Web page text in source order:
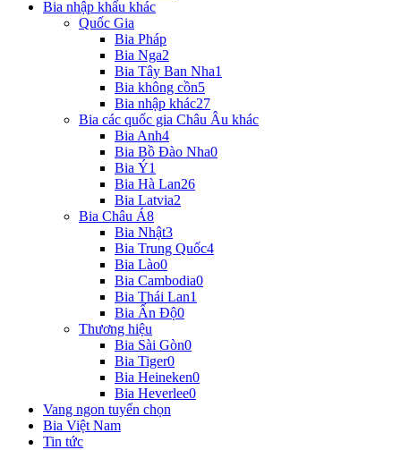
Bia nhập khẩu khác
Quốc Gia
Bia Pháp
Bia Nga2
Bia Tây Ban Nha1
Bia không cồn5
Bia nhập khác27
Bia các quốc gia Châu Âu khác
Bia Anh4
Bia Bồ Đào Nha0
Bia Ý1
Bia Hà Lan26
Bia Latvia2
Bia Châu Á8
Bia Nhật3
Bia Trung Quốc4
Bia Lào0
Bia Cambodia0
Bia Thái Lan1
Bia Ấn Độ0
Thương hiệu
Bia Sài Gòn0
Bia Tiger0
Bia Heineken0
Bia Heverlee0
Vang ngon tuyển chọn
Bia Việt Nam
Tin tức